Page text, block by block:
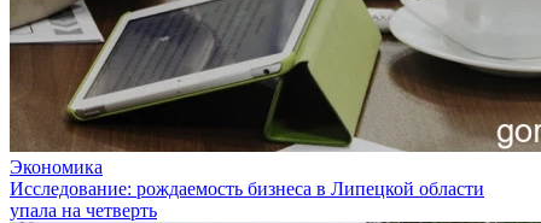
Экономика
Исследование: рождаемость бизнеса в Липецкой области
упала на четверть